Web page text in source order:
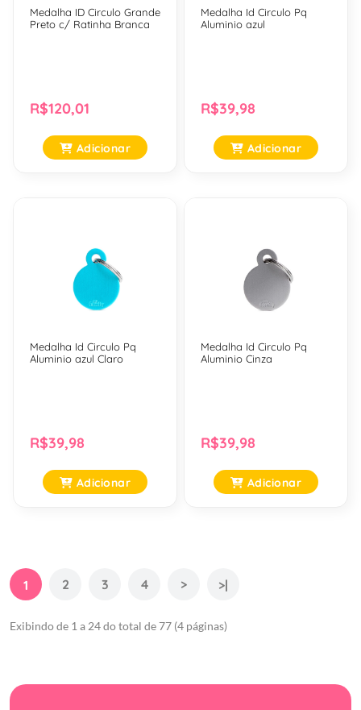
Medalha ID Circulo Grande
Preto c/ Ratinha Branca
R$120,01
Adicionar
Medalha Id Circulo Pq
Aluminio azul
R$39,98
Adicionar
Medalha Id Circulo Pq
Aluminio azul Claro
R$39,98
Adicionar
Medalha Id Circulo Pq
Aluminio Cinza
R$39,98
Adicionar
1 2 3 4 > >|
Exibindo de 1 a 24 do total de 77 (4 páginas)